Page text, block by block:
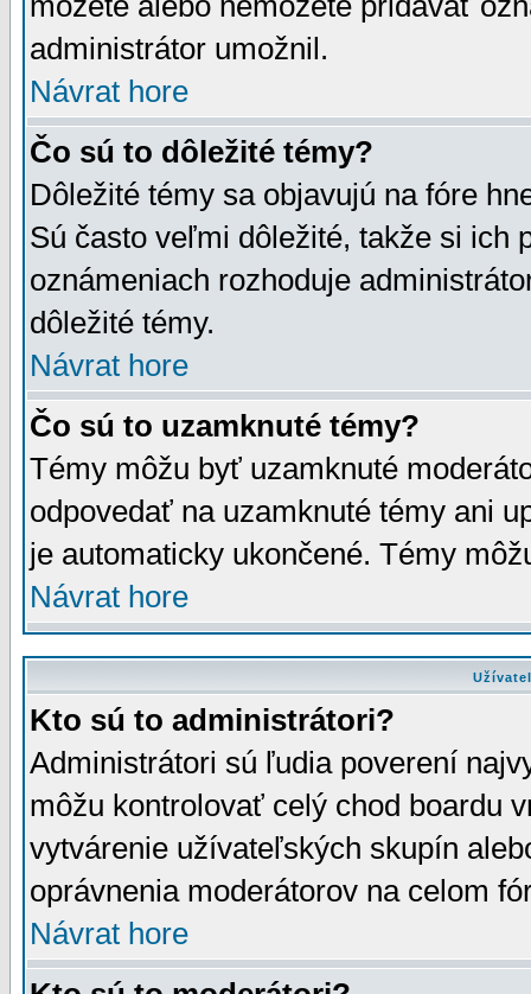
administrátor umožnil.
Návrat hore
Čo sú to dôležité témy?
Dôležité témy sa objavujú na fóre
Sú často veľmi dôležité, takže si ich
oznámeniach rozhoduje
dôležité témy.
Návrat hore
Čo sú to uzamknuté témy?
Témy môžu byť uzamknuté
odpovedať na uzamknuté témy ani
je automaticky ukončené. Témy
Návrat hore
Kto sú to administrátori?
Administrátori sú ľudia poverení
môžu kontrolovať celý chod boardu
vytvárenie užívateľských skupín
oprávnenia moderátorov na celom
Návrat hore